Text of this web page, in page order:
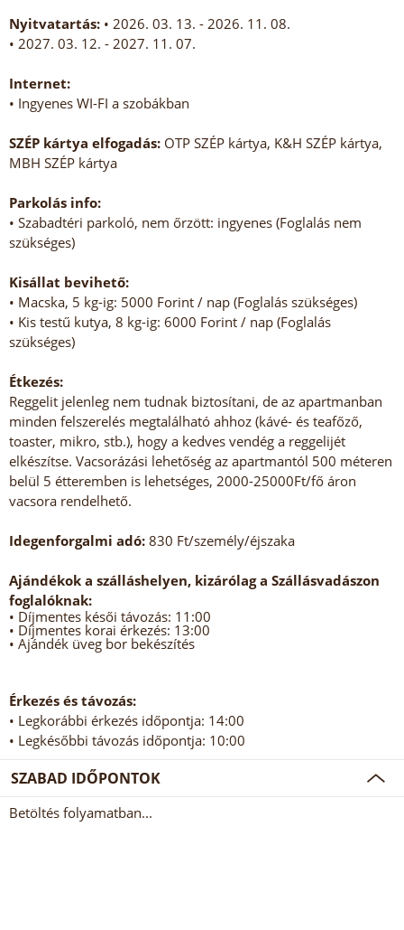
Nyitvatartás: • 2026. 03. 13. - 2026. 11. 08.
• 2027. 03. 12. - 2027. 11. 07.
Internet:
• Ingyenes WI-FI a szobákban
SZÉP kártya elfogadás: OTP SZÉP kártya, K&H SZÉP kártya,
MBH SZÉP kártya
Parkolás info:
• Szabadtéri parkoló, nem őrzött: ingyenes (Foglalás nem
szükséges)
Kisállat bevihető:
• Macska, 5 kg-ig: 5000 Forint / nap (Foglalás szükséges)
• Kis testű kutya, 8 kg-ig: 6000 Forint / nap (Foglalás
szükséges)
Étkezés:
Reggelit jelenleg nem tudnak biztosítani, de az apartmanban
minden felszerelés megtalálható ahhoz (kávé- és teafőző,
toaster, mikro, stb.), hogy a kedves vendég a reggelijét
elkészítse. Vacsorázási lehetőség az apartmantól 500 méteren
belül 5 étteremben is lehetséges, 2000-25000Ft/fő áron
vacsora rendelhető.
Idegenforgalmi adó: 830 Ft/személy/éjszaka
Ajándékok a szálláshelyen, kizárólag a Szállásvadászon
foglalóknak:
• Díjmentes késői távozás: 11:00
• Díjmentes korai érkezés: 13:00
• Ajándék üveg bor bekészítés
Érkezés és távozás:
• Legkorábbi érkezés időpontja: 14:00
• Legkésőbbi távozás időpontja: 10:00
SZABAD IDŐPONTOK
Betöltés folyamatban...